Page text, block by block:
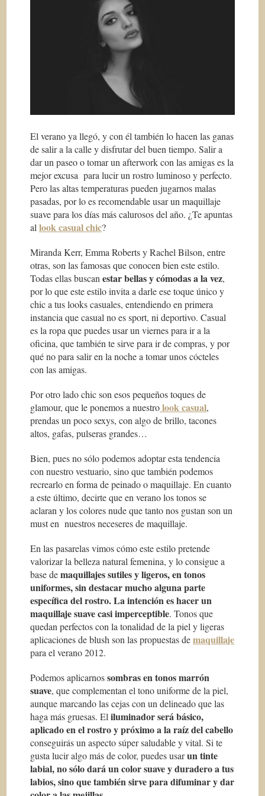
El verano ya llegó, y con él también lo hacen las ganas
de salir a la calle y disfrutar del buen tiempo. Salir a
dar un paseo o tomar un afterwork con las amigas es la
mejor excusa para lucir un rostro luminoso y perfecto.
Pero las altas temperaturas pueden jugarnos malas
pasadas, por lo es recomendable usar un maquillaje
suave para los días más calurosos del año. ¿Te apuntas
allook casual chic?
Miranda Kerr, Emma Roberts y Rachel Bilson, entre
otras, son las famosas que conocen bien este estilo.
Todas ellas buscanestar bellas y cómodas a la vez,
por lo que este estilo invita a darle ese toque único y
chic a tus looks casuales, entendiendo en primera
instancia que casual no es sport, ni deportivo. Casual
es la ropa que puedes usar un viernes para ir a la
oficina, que también te sirve para ir de compras, y por
qué no para salir en la noche a tomar unos cócteles
con las amigas.
Por otro lado chic son esos pequeños toques de
glamour, que le ponemos a nuestrolook casual,
prendas un poco sexys, con algo de brillo, tacones
altos, gafas, pulseras grandes…
Bien, pues no sólo podemos adoptar esta tendencia
con nuestro vestuario, sino que también podemos
recrearlo en forma de peinado o maquillaje. En cuanto
a este último, decirte que en verano los tonos se
aclaran y los colores nude que tanto nos gustan son un
must en nuestros neceseres de maquillaje.
En las pasarelas vimos cómo este estilo pretende
valorizar la belleza natural femenina, y lo consigue a
base demaquillajes sutiles y ligeros, en tonos
uniformes, sin destacar mucho alguna parte
específica del rostro. La intención es hacer un
maquillaje suave casi imperceptible. Tonos que
quedan perfectos con la tonalidad de la piel y ligeras
aplicaciones de blush son las propuestas demaquillaje
para el verano 2012.
Podemos aplicarnossombras en tonos marrón
suave, que complementan el tono uniforme de la piel,
aunque marcando las cejas con un delineado que las
haga más gruesas. Eliluminador será básico,
aplicado en el rostro y próximo a la raíz del cabello
conseguirás un aspecto súper saludable y vital. Si te
gusta lucir algo más de color, puedes usarun tinte
labial, no sólo dará un color suave y duradero a tus
labios, sino que también sirve para difuminar y dar